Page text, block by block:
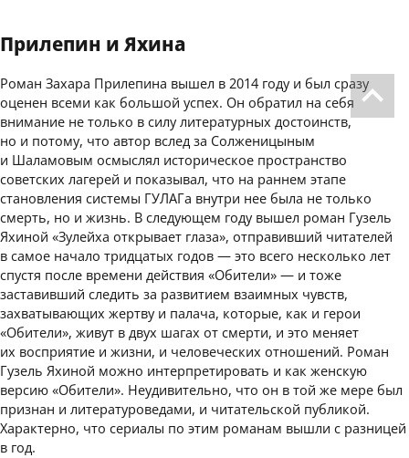
Прилепин и Яхина
Роман Захара Прилепина вышел в 2014 году и был сразу
оценен всеми как большой успех. Он обратил на себя
внимание не только в силу литературных достоинств,
но и потому, что автор вслед за Солженицыным
и Шаламовым осмыслял историческое пространство
советских лагерей и показывал, что на раннем этапе
становления системы ГУЛАГа внутри нее была не только
смерть, но и жизнь. В следующем году вышел роман Гузель
Яхиной «Зулейха открывает глаза», отправивший читателей
в самое начало тридцатых годов — это всего несколько лет
спустя после времени действия «Обители» — и тоже
заставивший следить за развитием взаимных чувств,
захватывающих жертву и палача, которые, как и герои
«Обители», живут в двух шагах от смерти, и это меняет
их восприятие и жизни, и человеческих отношений. Роман
Гузель Яхиной можно интерпретировать и как женскую
версию «Обители». Неудивительно, что он в той же мере был
признан и литературоведами, и читательской публикой.
Характерно, что сериалы по этим романам вышли с разницей
в год.